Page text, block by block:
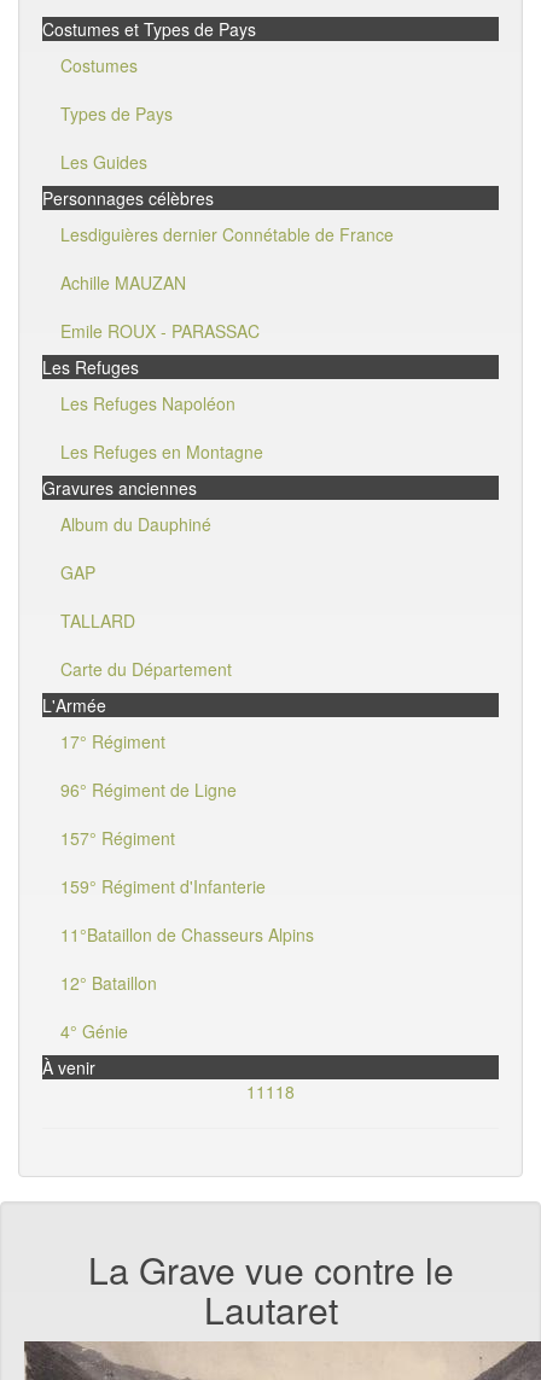
Costumes et Types de Pays
Costumes
Types de Pays
Les Guides
Personnages célèbres
Lesdiguières dernier Connétable de France
Achille MAUZAN
Emile ROUX - PARASSAC
Les Refuges
Les Refuges Napoléon
Les Refuges en Montagne
Gravures anciennes
Album du Dauphiné
GAP
TALLARD
Carte du Département
L'Armée
17° Régiment
96° Régiment de Ligne
157° Régiment
159° Régiment d'Infanterie
11°Bataillon de Chasseurs Alpins
12° Bataillon
4° Génie
À venir
11118
La Grave vue contre le
Lautaret